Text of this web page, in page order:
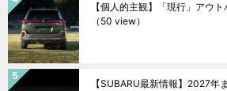
【個人的主観】「現行」アウ
（50 view）
【SUBARU最新情報】2027年